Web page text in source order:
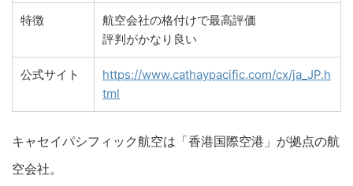
特徴
航空会社の格付けで最高評価
評判がかなり良い
公式サイト
https://www.cathaypacific.com/cx/ja_JP.h
tml
キャセイパシフィック航空は「香港国際空港」が拠点の航
空会社。